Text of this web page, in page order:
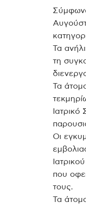
Τα
τη
Τα
Οι
που
τους.
Τα